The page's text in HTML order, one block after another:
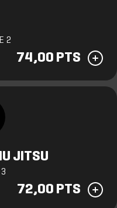
2
74,00 PTS
JITSU
72,00 PTS